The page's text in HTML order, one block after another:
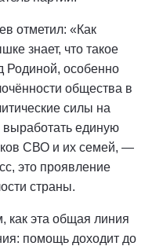
отметил: «Как
знает, что такое
Родиной, особенно
общества в
силы на
единую
СВО и их семей, —
это проявление
страны.
как эта общая линия
помощь доходит до